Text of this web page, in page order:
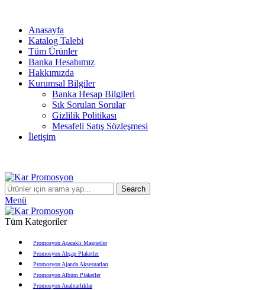
Anasayfa
Katalog Talebi
Tüm Ürünler
Banka Hesabımız
Hakkımızda
Kurumsal Bilgiler
Banka Hesap Bilgileri
Sık Sorulan Sorular
Gizlilik Politikası
Mesafeli Satış Sözleşmesi
İletişim
Search
Menü
Tüm Kategoriler
Promosyon Açacaklı Magnetler
Promosyon Ahşap Plaketler
Promosyon Ajanda Aksesuarları
Promosyon Albüm Plaketler
Promosyon Anahtarlıklar